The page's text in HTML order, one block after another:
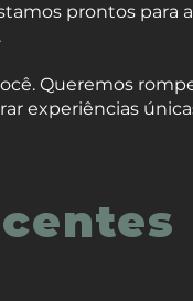
prontos para
Queremos
experiências